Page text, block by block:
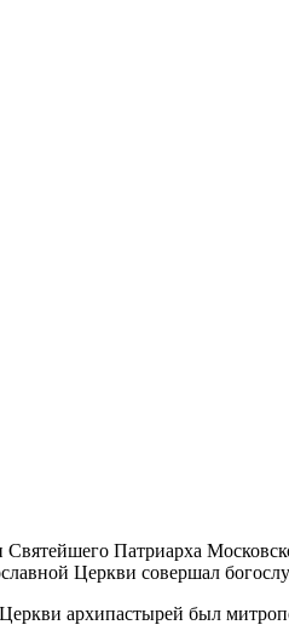
Патриарха
Церкви совершал
архипастырей был